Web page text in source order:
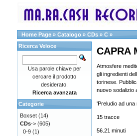
Home Page » Catalogo » CDs » C »
CAPRA
Atmosfere
gli ingredienti
torinese.
nuovo sodalizio
'Preludio ad
15 tracce
56.21 minuti
Ricerca Veloce
Usa parole chiave per
cercare il prodotto
desiderato.
Ricerca avanzata
Categorie
Boxset (14)
CDs-> (605)
0-9 (1)